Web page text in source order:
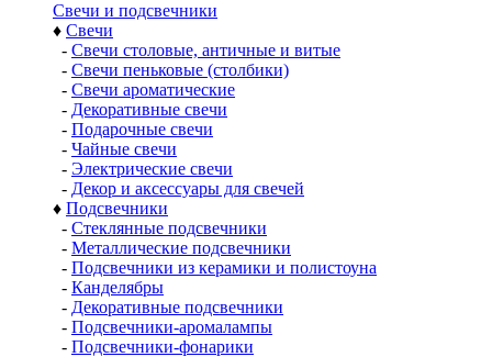
Свечи и подсвечники
♦ Свечи
- Свечи столовые, античные и витые
- Свечи пеньковые (столбики)
- Свечи ароматические
- Декоративные свечи
- Подарочные свечи
- Чайные свечи
- Электрические свечи
- Декор и аксессуары для свечей
♦ Подсвечники
- Стеклянные подсвечники
- Металлические подсвечники
- Подсвечники из керамики и полистоуна
- Канделябры
- Декоративные подсвечники
- Подсвечники-аромалампы
- Подсвечники-фонарики